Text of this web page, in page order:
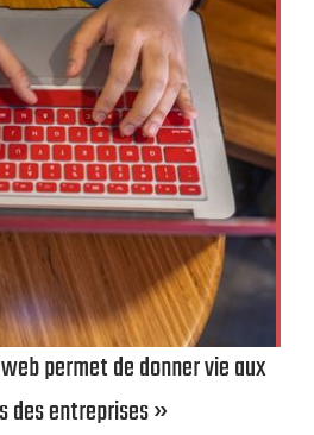
permet de donner vie aux
des entreprises »